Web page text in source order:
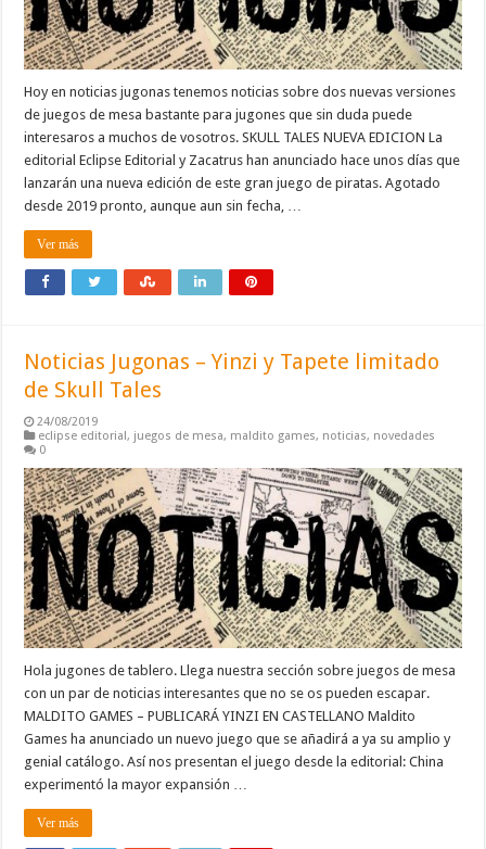
Hoy en noticias jugonas tenemos noticias sobre dos nuevas versiones
de juegos de mesa bastante para jugones que sin duda puede
interesaros a muchos de vosotros. SKULL TALES NUEVA EDICION La
editorial Eclipse Editorial y Zacatrus han anunciado hace unos días que
lanzarán una nueva edición de este gran juego de piratas. Agotado
desde 2019 pronto, aunque aun sin fecha, …
Ver más
Noticias Jugonas – Yinzi y Tapete limitado
de Skull Tales
24/08/2019
eclipse editorial, juegos de mesa, maldito games, noticias, novedades
0
Hola jugones de tablero. Llega nuestra sección sobre juegos de mesa
con un par de noticias interesantes que no se os pueden escapar.
MALDITO GAMES – PUBLICARÁ YINZI EN CASTELLANO Maldito
Games ha anunciado un nuevo juego que se añadirá a ya su amplio y
genial catálogo. Así nos presentan el juego desde la editorial: China
experimentó la mayor expansión …
Ver más